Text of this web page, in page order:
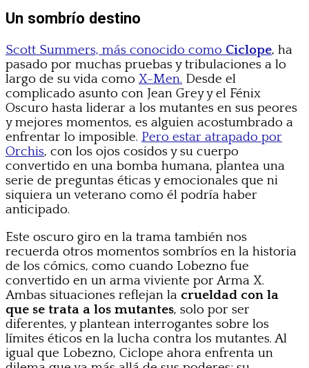
Un sombrío destino
Scott Summers, más conocido como Ciclope, ha
pasado por muchas pruebas y tribulaciones a lo
largo de su vida como X-Men. Desde el
complicado asunto con Jean Grey y el Fénix
Oscuro hasta liderar a los mutantes en sus peores
y mejores momentos, es alguien acostumbrado a
enfrentar lo imposible. Pero estar atrapado por
Orchis, con los ojos cosidos y su cuerpo
convertido en una bomba humana, plantea una
serie de preguntas éticas y emocionales que ni
siquiera un veterano como él podría haber
anticipado.
Este oscuro giro en la trama también nos
recuerda otros momentos sombríos en la historia
de los cómics, como cuando Lobezno fue
convertido en un arma viviente por Arma X.
Ambas situaciones reflejan la crueldad con la
que se trata a los mutantes, solo por ser
diferentes, y plantean interrogantes sobre los
límites éticos en la lucha contra los mutantes. Al
igual que Lobezno, Ciclope ahora enfrenta un